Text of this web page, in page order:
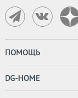
ПОМОЩЬ
DG-HOME